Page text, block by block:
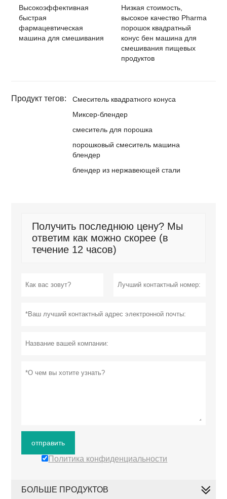
Высокоэффективная
быстрая
фармацевтическая
машина для смешивания
Низкая стоимость,
высокое качество Pharma
порошок квадратный
конус бен машина для
смешивания пищевых
продуктов
Продукт тегов:
Смеситель квадратного конуса
Миксер-блендер
смеситель для порошка
порошковый смеситель машина
блендер
блендер из нержавеющей стали
Получить последнюю цену? Мы
ответим как можно скорее (в
течение 12 часов)
отправить
Политика конфиденциальности
БОЛЬШЕ ПРОДУКТОВ